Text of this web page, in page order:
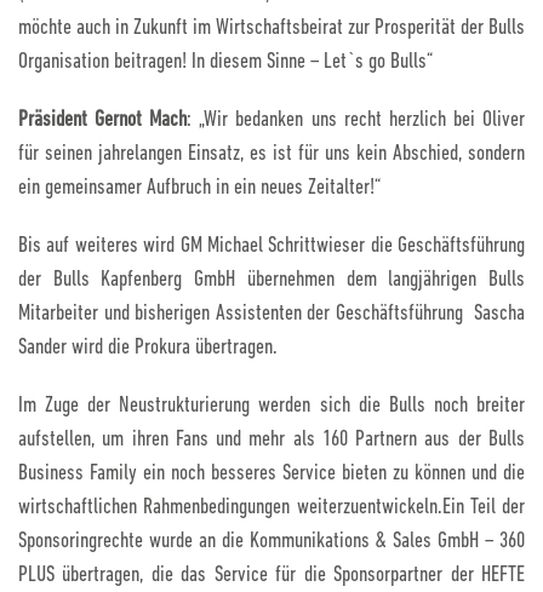
möchte auch in Zukunft im Wirtschaftsbeirat zur Prosperität der Bulls
Organisation beitragen! In diesem Sinne – Let`s go Bulls“
Präsident Gernot Mach: „Wir bedanken uns recht herzlich bei Oliver
für seinen jahrelangen Einsatz, es ist für uns kein Abschied, sondern
ein gemeinsamer Aufbruch in ein neues Zeitalter!“
Bis auf weiteres wird GM Michael Schrittwieser die Geschäftsführung
der Bulls Kapfenberg GmbH übernehmen dem langjährigen Bulls
Mitarbeiter und bisherigen Assistenten der Geschäftsführung Sascha
Sander wird die Prokura übertragen.
Im Zuge der Neustrukturierung werden sich die Bulls noch breiter
aufstellen, um ihren Fans und mehr als 160 Partnern aus der Bulls
Business Family ein noch besseres Service bieten zu können und die
wirtschaftlichen Rahmenbedingungen weiterzuentwickeln.Ein Teil der
Sponsoringrechte wurde an die Kommunikations & Sales GmbH – 360
PLUS übertragen, die das Service für die Sponsorpartner der HEFTE